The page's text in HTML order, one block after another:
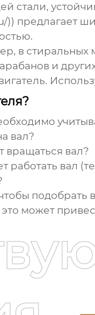
стали,
предлагает
в
и
вал?
вращаться вал?
работать вал
это может